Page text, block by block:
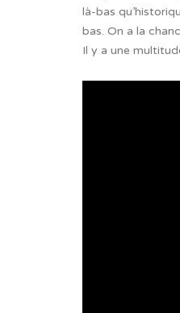
là-bas
bas. On a la
Il y a une